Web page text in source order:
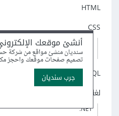
HTML
CSS
Sass
إطار عمل Bootstrap
SQL
لغة C#‎
‎.NET